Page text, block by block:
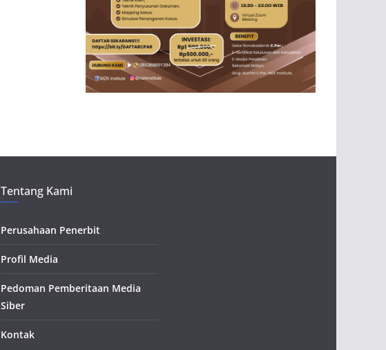
Tentang Kami
Perusahaan Penerbit
Profil Media
Pedoman Pemberitaan Media
Siber
Kontak